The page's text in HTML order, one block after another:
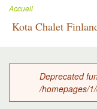
Accueil
Kota Chalet
Message
Deprecated
/homepages/